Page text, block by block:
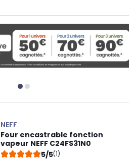
NEFF
Four encastrable fonction
vapeur NEFF C24FS31N0
5/5(1)